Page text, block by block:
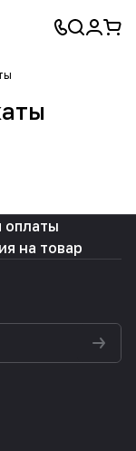
оплаты
на товар